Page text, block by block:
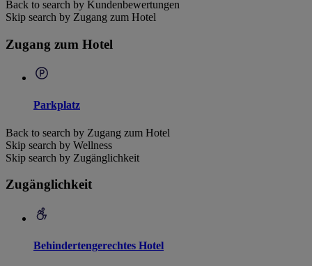
Back to search by Kundenbewertungen
Skip search by Zugang zum Hotel
Zugang zum Hotel
Parkplatz
Back to search by Zugang zum Hotel
Skip search by Wellness
Skip search by Zugänglichkeit
Zugänglichkeit
Behindertengerechtes Hotel